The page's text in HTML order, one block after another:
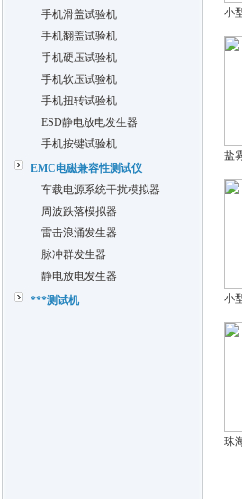
手机滑盖试验机
手机翻盖试验机
手机硬压试验机
手机软压试验机
手机扭转试验机
ESD静电放电发生器
手机按键试验机
EMC电磁兼容性测试仪
车载电源系统干扰模拟器
周波跌落模拟器
雷击浪涌发生器
脉冲群发生器
静电放电发生器
***测试机